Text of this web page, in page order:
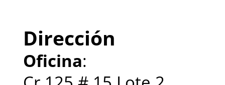
Dirección
Oficina: